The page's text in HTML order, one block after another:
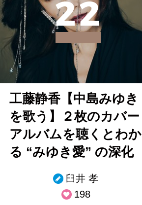
22
工藤静香【中島みゆき
を歌う】２枚のカバー
アルバムを聴くとわか
る “みゆき愛” の深化
臼井 孝
198